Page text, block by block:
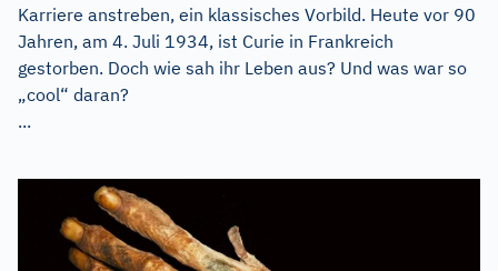
Karriere anstreben, ein klassisches Vorbild. Heute vor 90
Jahren, am 4. Juli 1934, ist Curie in Frankreich
gestorben. Doch wie sah ihr Leben aus? Und was war so
„cool“ daran?
...